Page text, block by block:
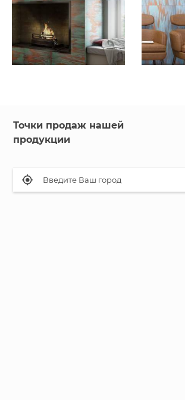
Точки продаж нашей
продукции